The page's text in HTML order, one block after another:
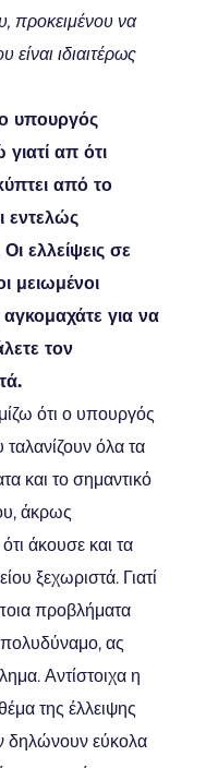
προκειμένου να
ιδιαιτέρως
υπουργός
απ ότι
από το
εντελώς
Οι ελλείψεις σε
μειωμένοι
για να
τον
ότι ο υπουργός
ταλανίζουν όλα τα
και το σημαντικό
άκρως
άκουσε και τα
ξεχωριστά. Γιατί
προβλήματα
ας
Αντίστοιχα η
της έλλειψης
δηλώνουν εύκολα